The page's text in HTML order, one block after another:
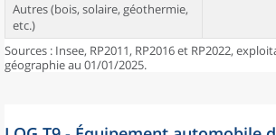
Autres (bois, solaire, géothermie,
etc.)
Sources : Insee, RP2011, RP2016 et RP2022,
géographie au 01/01/2025.